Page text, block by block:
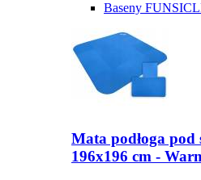
Baseny
Mata podłoga pod
196x196 cm -